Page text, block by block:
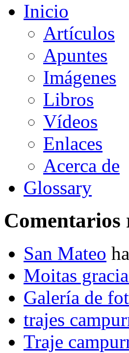
Inicio
Artículos
Apuntes
Imágenes
Libros
Vídeos
Enlaces
Acerca de
Glossary
Comentarios
San Mateo
Moitas
Galería de
trajes
Traje